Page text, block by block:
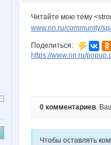
Читайте мою тему
www.nn.ru/community/
Поделиться:
https://www.nn.ru/
0 комментариев.
Чтобы оставлять